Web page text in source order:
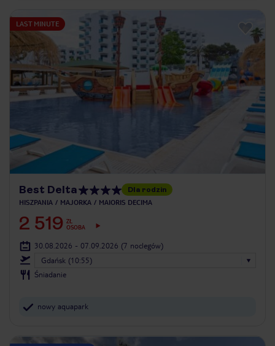
LAST MINUTE
Best Delta Dla rodzin
HISZPANIA MAJORKA MAIORIS DECIMA
2 519 ZŁ
OSOBA
30.08.2026 - 07.09.2026 (7 noclegów)
Gdańsk (10:55)
Śniadanie
nowy aquapark